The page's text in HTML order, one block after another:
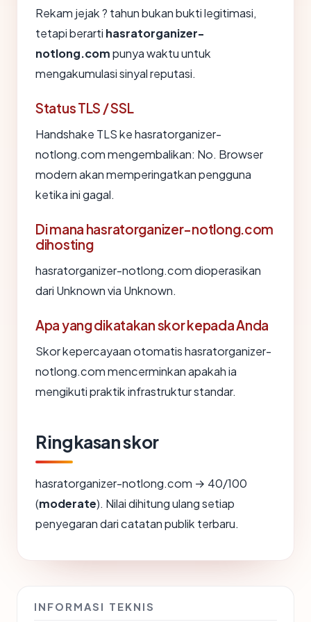
Rekam jejak ? tahun bukan bukti legitimasi,
tetapi berarti hasratorganizer-
notlong.compunya waktu untuk
mengakumulasi sinyal reputasi.
Status TLS / SSL
Handshake TLS ke hasratorganizer-
notlong.com mengembalikan: No. Browser
modern akan memperingatkan pengguna
ketika ini gagal.
Di mana hasratorganizer-notlong.com
dihosting
hasratorganizer-notlong.com dioperasikan
dari Unknown via Unknown.
Apa yang dikatakan skor kepada Anda
Skor kepercayaan otomatis hasratorganizer-
notlong.com mencerminkan apakah ia
mengikuti praktik infrastruktur standar.
Ringkasan skor
hasratorganizer-notlong.com → 40/100
(moderate). Nilai dihitung ulang setiap
penyegaran dari catatan publik terbaru.
INFORMASI TEKNIS